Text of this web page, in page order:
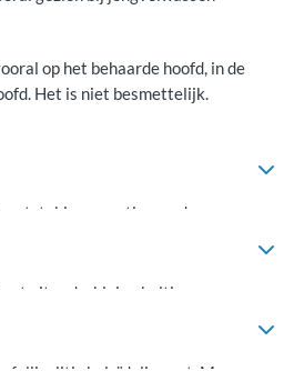
op het behaarde hoofd, in de
Het is niet besmettelijk.
van de
uit rode, kleine bultjes op
op het achterhoofd en in de nek.
Soms ontstaan er puskopjes